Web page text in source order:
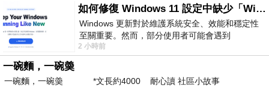
如何修復 Windows 11 設定中缺少「Windows 更新」？
Windows 更新對於維護系統安全、效能和穩定性
至關重要。然而，部分使用者可能會遇到
Windows 11 設定應用程式中缺少「Windows 更
2 小時前
一碗麵，一碗羮
一碗麵，一碗羮 *文長約4000 耐心讀 社區小故事